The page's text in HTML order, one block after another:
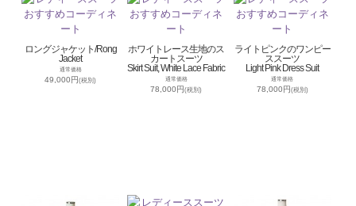
ロングジャケット/Rong
Jacket
通常価格
49,000円(税別)
ホワイトレース生地のス
カートスーツ
Skirt Suit, White Lace Fabric
通常価格
78,000円(税別)
ライトピンクのワンピー
ススーツ
Light Pink Dress Suit
通常価格
78,000円(税別)